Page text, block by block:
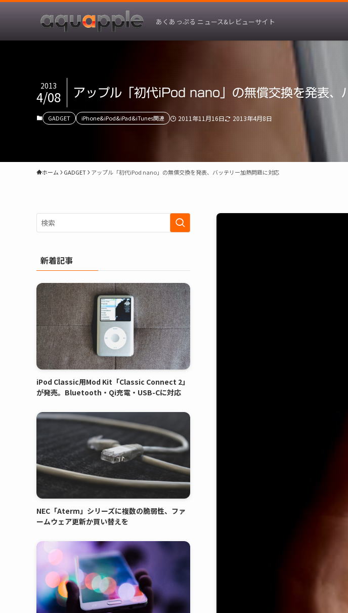
あくあっぷる ニュース&レビューサイト
アップル「初代iPod nano」の無償交換を発表、
2013
4/08
GADGET iPhone&iPod&iPad&iTunes関連 2011年11月16日 2013年4月8日
ホーム GADGET アップル「初代iPod nano」の無償交換を発表、バッテリー加熱問題に対応
新着記事
iPod Classic用Mod Kit「Classic Connect 2」
が発売。Bluetooth・Qi充電・USB-Cに対応
NEC「Aterm」シリーズに複数の脆弱性、ファ
ームウェア更新か買い替えを